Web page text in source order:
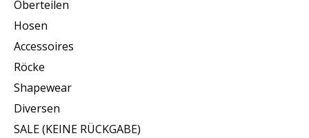
Oberteilen
Hosen
Accessoires
Röcke
Shapewear
Diversen
SALE (KEINE RÜCKGABE)